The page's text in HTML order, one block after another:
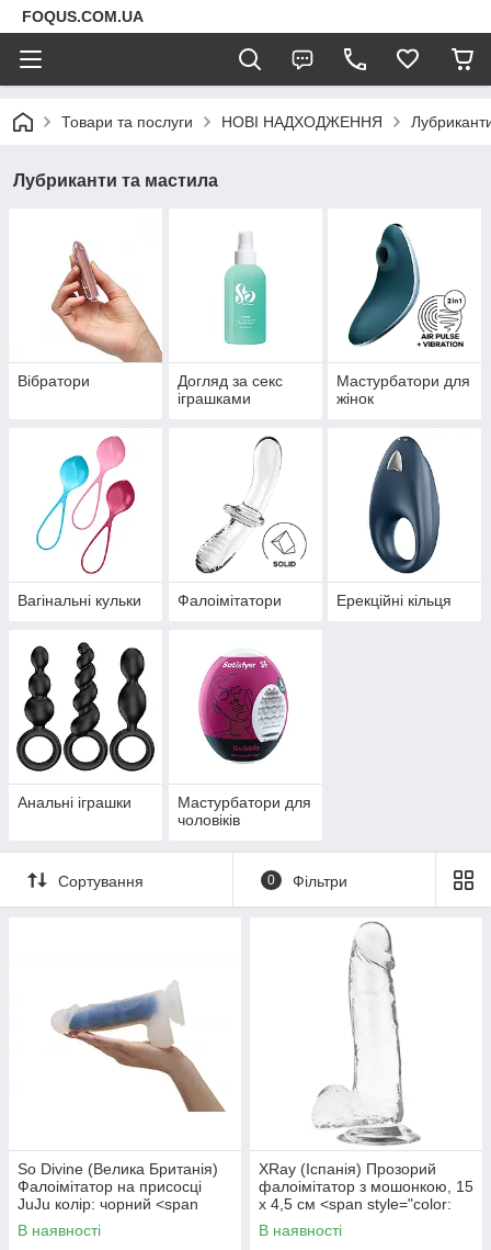
FOQUS.COM.UA
Товари та послуги НОВІ НАДХОДЖЕННЯ
Лубриканти та мастила
Вібратори
Догляд за секс
іграшками
Мастурбатори для
жінок
Вагінальні кульки Фалоімітатори Ерекційні кільця
Анальні іграшки
Мастурбатори для
чоловіків
Сортування 0 Фільтри
So Divine (Велика Британія)
Фалоімітатор на присосці
JuJu колір: чорний <span
style="color:
#a20006;">Незначний
В наявності
XRay (Іспанія) Прозорий
фалоімітатор з мошонкою, 15
х 4,5 см <span style="color:
#a20006;">Незначний дефект
пакування</span> XRAY
В наявності